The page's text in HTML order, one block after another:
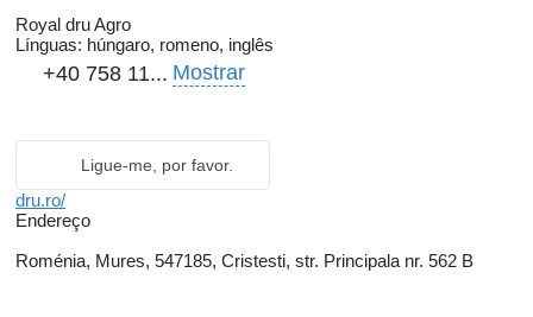
Royal dru Agro
Línguas: húngaro, romeno, inglês
+40 758 11... Mostrar
Ligue-me, por favor.
dru.ro/
Endereço
Roménia, Mures, 547185, Cristesti, str. Principala nr. 562 B